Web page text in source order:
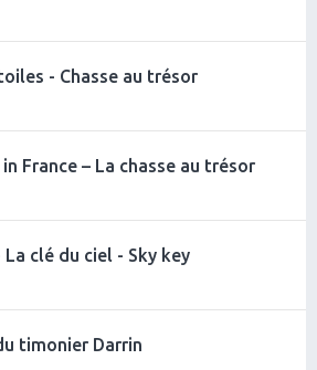
- Chasse au trésor
France – La chasse au trésor
La clé du ciel - Sky key
timonier Darrin